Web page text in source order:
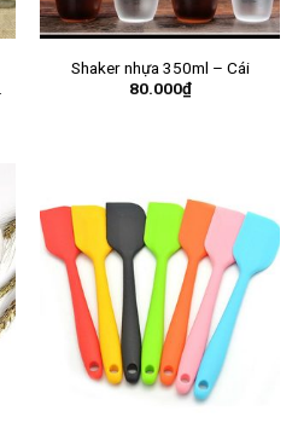
Shaker nhựa 350ml – Cái
80.000₫